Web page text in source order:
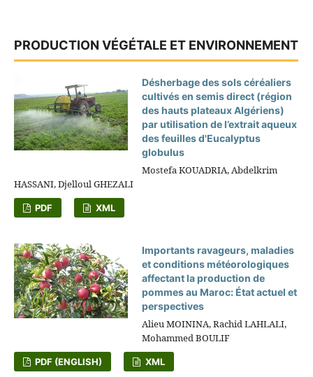
PRODUCTION VÉGÉTALE ET ENVIRONNEMENT
Désherbage des sols céréaliers
cultivés en semis direct (région
des hauts plateaux Algériens)
par utilisation de l’extrait aqueux
des feuilles d'Eucalyptus
globulus
Mostefa KOUADRIA, Abdelkrim
HASSANI, Djelloul GHEZALI
PDF XML
Importants ravageurs, maladies
et conditions météorologiques
affectant la production de
pommes au Maroc: État actuel et
perspectives
Alieu MOININA, Rachid LAHLALI,
Mohammed BOULIF
PDF (ENGLISH) XML